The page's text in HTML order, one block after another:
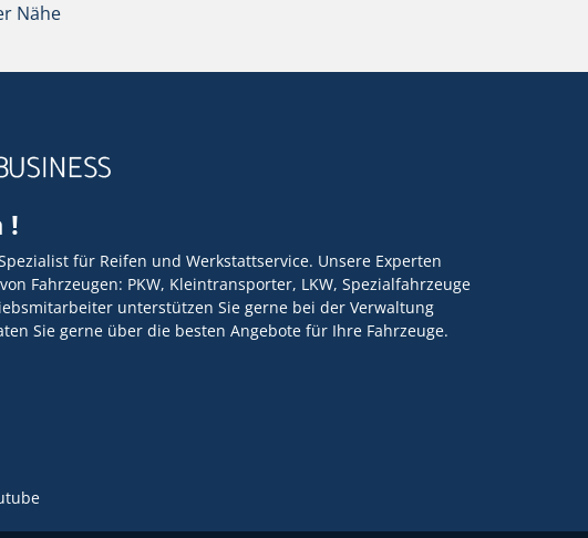
Nähe
!
für Reifen und Werkstattservice. Unsere Experten
Fahrzeugen: PKW, Kleintransporter, LKW, Spezialfahrzeuge
unterstützen Sie gerne bei der Verwaltung
Sie gerne über die besten Angebote für Ihre Fahrzeuge.